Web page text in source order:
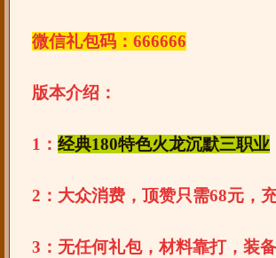
微信礼包码：666666
版本介绍：
1： 经典180特色火龙沉默三职业
2：大众消费，顶赞只需68元，
3：无任何礼包，材料靠打，装